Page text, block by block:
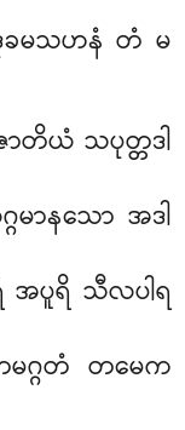
ခမသဟနံ တံ မ
တိယံ သပုတ္တဒါ
မာနသော အဒါ
အပူရိ သီလပါရ
မဂ္ဂတံ တမေက